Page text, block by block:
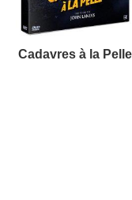
Cadavres à la